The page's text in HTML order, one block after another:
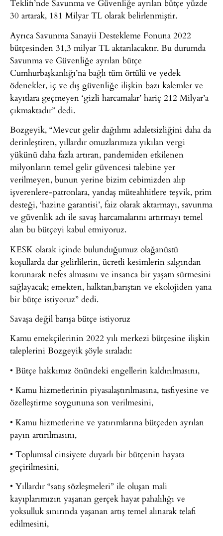
Teklifi’nde Savunma ve Güvenliğe ayrılan bütçe yüzde
30 artarak, 181 Milyar TL olarak belirlenmiştir.
Ayrıca Savunma Sanayii Destekleme Fonuna 2022
bütçesinden 31,3 milyar TL aktarılacaktır. Bu durumda
Savunma ve Güvenliğe ayrılan bütçe
Cumhurbaşkanlığı’na bağlı tüm örtülü ve yedek
ödenekler, iç ve dış güvenliğe ilişkin bazı kalemler ve
kayıtlara geçmeyen ‘gizli harcamalar’ hariç 212 Milyar’a
çıkmaktadır” dedi.
Bozgeyik, “Mevcut gelir dağılımı adaletsizliğini daha da
derinleştiren, yıllardır omuzlarımıza yıkılan vergi
yükünü daha fazla artıran, pandemiden etkilenen
milyonların temel gelir güvencesi talebine yer
verilmeyen, bunun yerine bizim cebimizden alıp
işverenlere-patronlara, yandaş müteahhitlere teşvik, prim
desteği, ‘hazine garantisi’, faiz olarak aktarmayı, savunma
ve güvenlik adı ile savaş harcamalarını artırmayı temel
alan bu bütçeyi kabul etmiyoruz.
KESK olarak içinde bulunduğumuz olağanüstü
koşullarda dar gelirlilerin, ücretli kesimlerin salgından
korunarak nefes almasını ve insanca bir yaşam sürmesini
sağlayacak; emekten, halktan,barıştan ve ekolojiden yana
bir bütçe istiyoruz” dedi.
Savaşa değil barışa bütçe istiyoruz
Kamu emekçilerinin 2022 yılı merkezi bütçesine ilişkin
taleplerini Bozgeyik şöyle sıraladı:
• Bütçe hakkımız önündeki engellerin kaldırılmasını,
• Kamu hizmetlerinin piyasalaştırılmasına, tasfiyesine ve
özelleştirme soygununa son verilmesini,
• Kamu hizmetlerine ve yatırımlarına bütçeden ayrılan
payın artırılmasını,
• Toplumsal cinsiyete duyarlı bir bütçenin hayata
geçirilmesini,
• Yıllardır “satış sözleşmeleri” ile oluşan mali
kayıplarımızın yaşanan gerçek hayat pahalılığı ve
yoksulluk sınırında yaşanan artış temel alınarak telafi
edilmesini,